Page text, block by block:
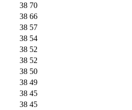
38 70
38 66
38 57
38 54
38 52
38 52
38 50
38 49
38 45
38 45